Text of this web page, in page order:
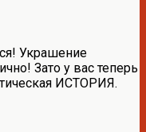
Украшение
Зато у вас теперь
ИСТОРИЯ.